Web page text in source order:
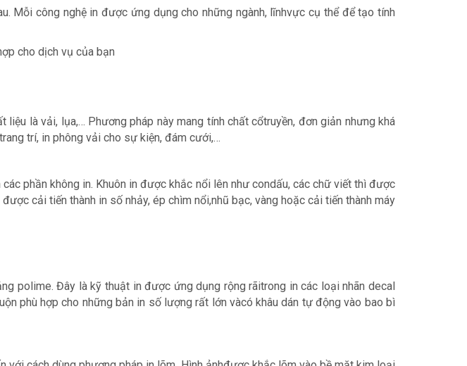
Mỗi công nghệ in được ứng dụng cho những ngành, lĩnhvực cụ thể để tạo tính
cho dịch vụ của bạn
là vải, lụa,… Phương pháp này mang tính chất cổtruyền, đơn giản nhưng khá
trí, in phông vải cho sự kiện, đám cưới,…
phần không in. Khuôn in được khắc nổi lên như condấu, các chữ viết thì được
cải tiến thành in số nhảy, ép chìm nổi,nhũ bạc, vàng hoặc cải tiến thành máy
polime. Đây là kỹ thuật in được ứng dụng rộng rãitrong in các loại nhãn decal
phù hợp cho những bản in số lượng rất lớn vàcó khâu dán tự động vào bao bì